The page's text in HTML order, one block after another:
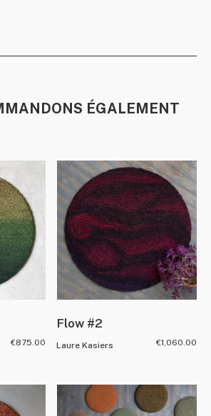
ÉGALEMENT
€875.00
Flow #2
Laure Kasiers €1,060.00